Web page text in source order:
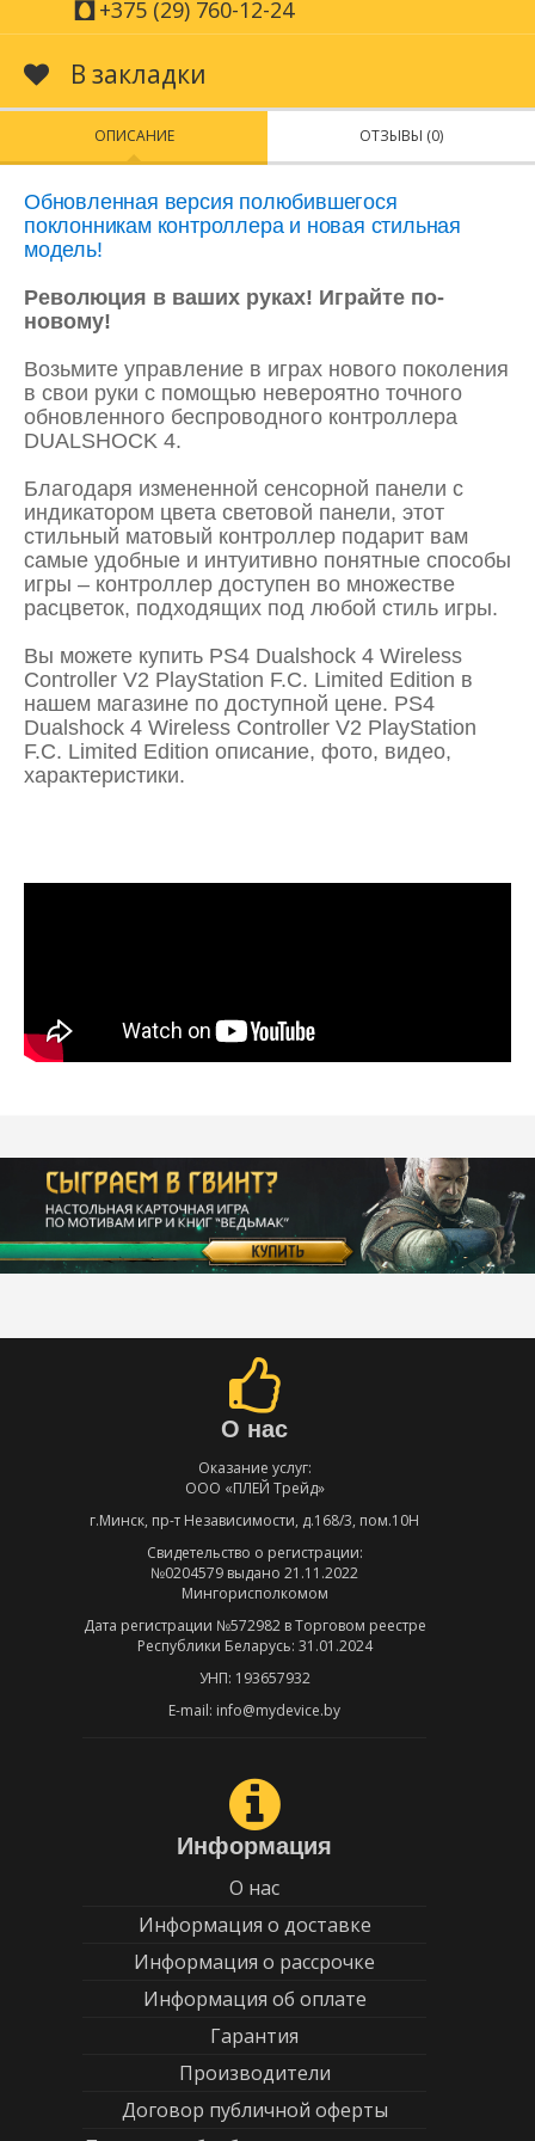
+375 (29) 760-12-24
В закладки
ОПИСАНИЕ ОТЗЫВЫ (0)
Обновленная версия полюбившегося
поклонникам контроллера и новая стильная
модель!
Революция в ваших руках! Играйте по-
новому!
Возьмите управление в играх нового поколения
в свои руки с помощью невероятно точного
обновленного беспроводного контроллера
DUALSHOCK 4.
Благодаря измененной сенсорной панели с
индикатором цвета световой панели, этот
стильный матовый контроллер подарит вам
самые удобные и интуитивно понятные способы
игры – контроллер доступен во множестве
расцветок, подходящих под любой стиль игры.
Вы можете купить PS4 Dualshock 4 Wireless
Controller V2 PlayStation F.C. Limited Edition в
нашем магазине по доступной цене. PS4
Dualshock 4 Wireless Controller V2 PlayStation
F.C. Limited Edition описание, фото, видео,
характеристики.
О нас
Оказание услуг:
ООО «ПЛЕЙ Трейд»
г.Минск, пр-т Независимости, д.168/3, пом.10Н
Свидетельство о регистрации:
№0204579 выдано 21.11.2022
Мингорисполкомом
Дата регистрации №572982 в Торговом реестре
Республики Беларусь: 31.01.2024
УНП: 193657932
E-mail: info@mydevice.by
Информация
О нас
Информация о доставке
Информация о рассрочке
Информация об оплате
Гарантия
Производители
Договор публичной оферты